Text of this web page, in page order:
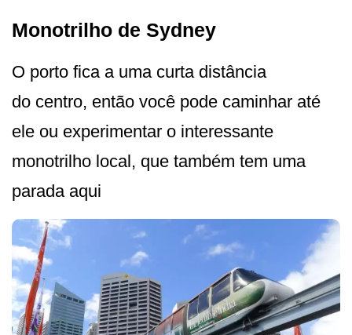
Monotrilho de Sydney
O porto fica a uma curta distância
do centro, então você pode caminhar até
ele ou experimentar o interessante
monotrilho local, que também tem uma
parada aqui